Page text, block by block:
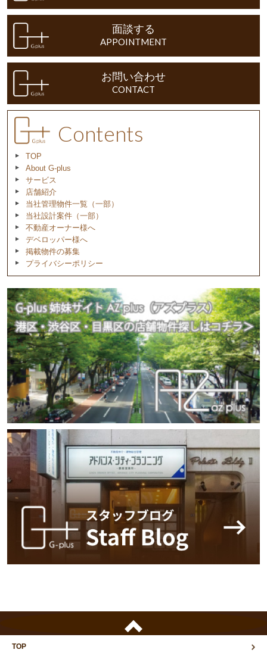
面談する
APPOINTMENT
お問い合わせ
CONTACT
Contents
TOP
About G-plus
サービス
店舗紹介
当社管理物件一覧（一部）
当社設計案件（一部）
不動産オーナー様へ
デベロッパー様へ
掲載物件の募集
プライバシーポリシー
TOP